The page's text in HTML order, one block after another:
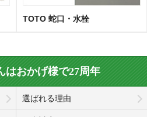
TOTO 蛇口・水栓
はおかげ様で27周年
選ばれる理由